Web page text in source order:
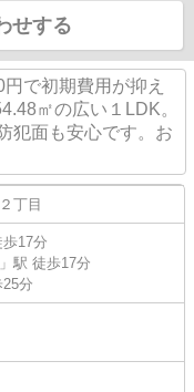
せする
で初期費用が抑え
㎡の広い１LDK。
犯面も安心です。お
２丁目
歩17分
」駅 徒歩17分
25分